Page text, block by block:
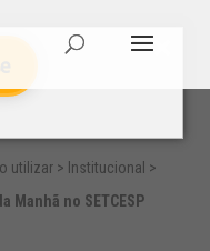
utilizar> Institucional >
Manhã no SETCESP